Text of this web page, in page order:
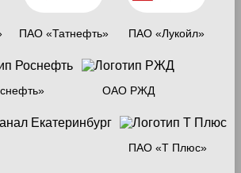
ПАО «Татнефть» ПАО «Лукойл»
ОАО РЖД
ПАО «Т Плюс»